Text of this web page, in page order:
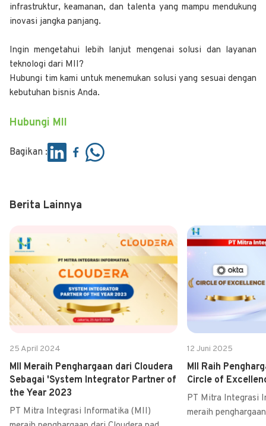
infrastruktur, keamanan, dan talenta yang mampu mendukung
inovasi jangka panjang.
Ingin mengetahui lebih lanjut mengenai solusi dan layanan
teknologi dari MII?
Hubungi tim kami untuk menemukan solusi yang sesuai dengan
kebutuhan bisnis Anda.
Hubungi MII
Bagikan :
Berita Lainnya
25 April 2024
MII Meraih Penghargaan dari Cloudera
Sebagai 'System Integrator Partner of
the Year 2023
PT Mitra Integrasi Informatika (MII)
12 Juni 2025
MII Raih
Circle of
PT Mitra Integrasi
meraih